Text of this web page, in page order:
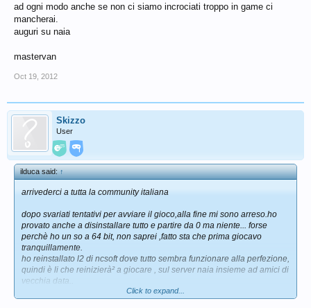
ad ogni modo anche se non ci siamo incrociati troppo in game ci
mancherai.
auguri su naia
mastervan
Oct 19, 2012
Skizzo
User
ilduca said:↑
arrivederci a tutta la community italiana
dopo svariati tentativi per avviare il gioco,alla fine mi sono arreso.ho
provato anche a disinstallare tutto e partire da 0 ma niente... forse
perchè ho un so a 64 bit, non saprei ,fatto sta che prima giocavo
tranquillamente.
ho reinstallato l2 di ncsoft dove tutto sembra funzionare alla perfezione,
quindi è li che reinizierà² a giocare , sul server naia insieme ad amici di
vecchia data..
al clan arcania devo un grazie di cuore,per tutto il tempo trascorso
Click to expand...